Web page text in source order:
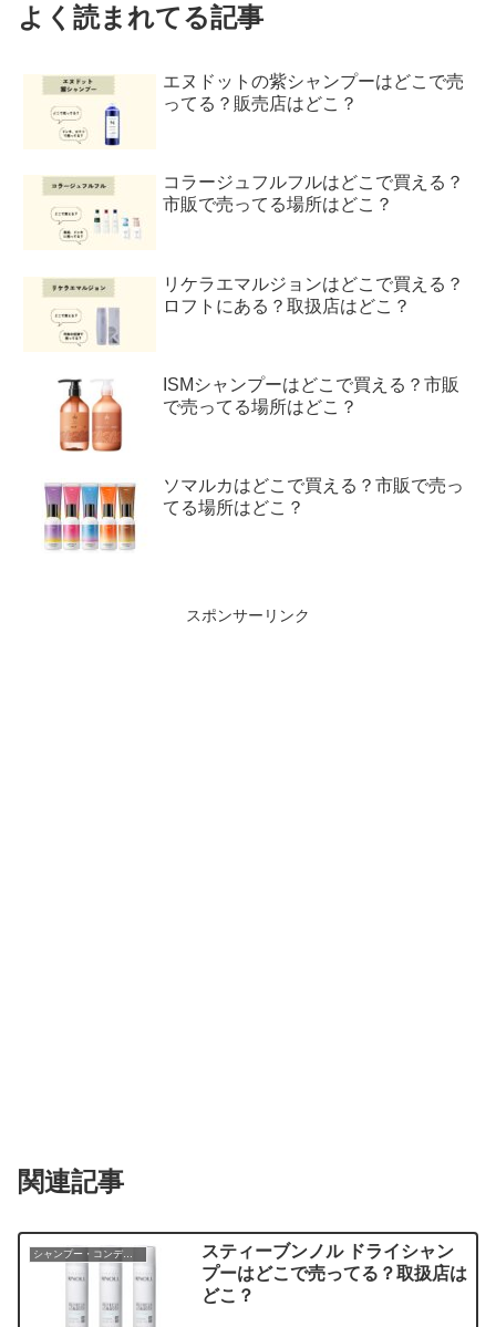
よく読まれてる記事
エヌドットの紫シャンプーはどこで売
ってる？販売店はどこ？
コラージュフルフルはどこで買える？
市販で売ってる場所はどこ？
リケラエマルジョンはどこで買える？
ロフトにある？取扱店はどこ？
ISMシャンプーはどこで買える？市販
で売ってる場所はどこ？
ソマルカはどこで買える？市販で売っ
てる場所はどこ？
スポンサーリンク
関連記事
シャンプー・コンディショナー
スティーブンノル ドライシャン
プーはどこで売ってる？取扱店は
どこ？